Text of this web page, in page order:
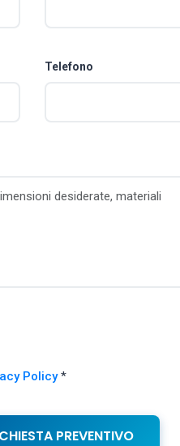
Telefono
Policy*
PREVENTIVO